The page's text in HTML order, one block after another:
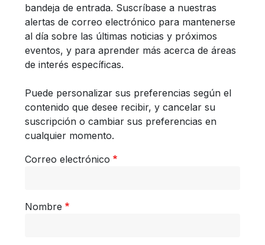
bandeja de entrada. Suscríbase a nuestras
alertas de correo electrónico para mantenerse
al día sobre las últimas noticias y próximos
eventos, y para aprender más acerca de áreas
de interés específicas.
Puede personalizar sus preferencias según el
contenido que desee recibir, y cancelar su
suscripción o cambiar sus preferencias en
cualquier momento.
Correo electrónico
Nombre